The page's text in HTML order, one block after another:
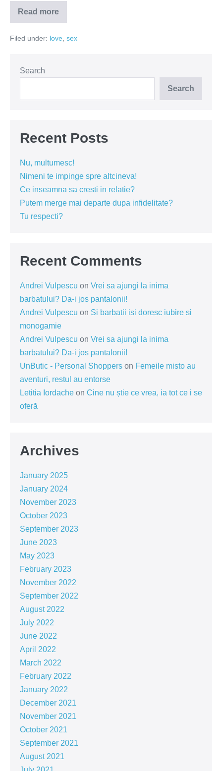
Read more
Libidoul
nu
mai
groapa
Filed under: love sex
Search
Search
Recent Posts
Nu, multumesc!
Nimeni te impinge spre altcineva!
Ce inseamna sa cresti in relatie?
Putem merge mai departe dupa infidelitate?
Tu respecti?
Recent Comments
Andrei Vulpescu on Vrei sa ajungi la inima
barbatului? Da-i jos pantalonii!
Andrei Vulpescu on Si barbatii isi doresc iubire si
monogamie
Andrei Vulpescu on Vrei sa ajungi la inima
barbatului? Da-i jos pantalonii!
UnButic - Personal Shoppers on Femeile misto au
aventuri, restul au entorse
Letitia Iordache on Cine nu știe ce vrea, ia tot ce i se
oferă
Archives
January 2025
January 2024
November 2023
October 2023
September 2023
June 2023
May 2023
February 2023
November 2022
September 2022
August 2022
July 2022
June 2022
April 2022
March 2022
February 2022
January 2022
December 2021
November 2021
October 2021
September 2021
August 2021